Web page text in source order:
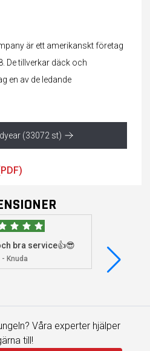
är ett amerikanskt företag
De tillverkar däck och
en av de ledande
(33072 st)
bra service👍😎
- Knuda
Våra experter hjälper
till!